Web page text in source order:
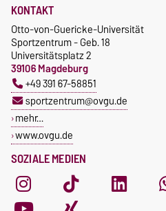
SOZIALE MEDIEN
KONTAKT
Otto-von-Guericke-Universität
Sportzentrum - Geb. 18
Universitätsplatz 2
39106 Magdeburg
+49 391 67-58851
sportzentrum@ovgu.de
mehr…
www.ovgu.de